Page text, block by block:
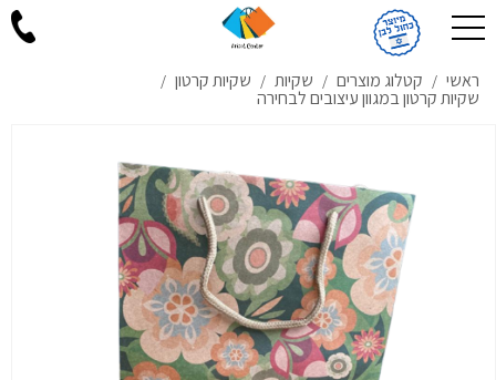
ראשי / קטלוג מוצרים / שקיות / שקיות קרטון /
שקיות קרטון במגוון עיצובים לבחירה